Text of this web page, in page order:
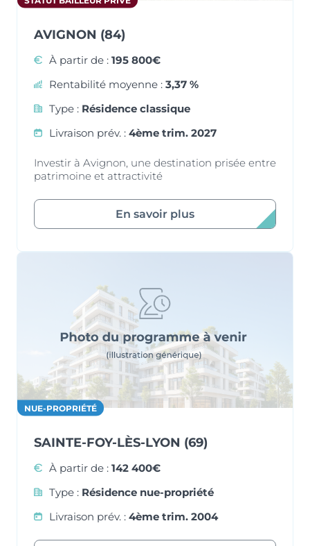
AVIGNON (84)
À partir de : 195 800€
Rentabilité moyenne : 3,37 %
Type : Résidence classique
Livraison prév. : 4ème trim. 2027
Investir à Avignon, une destination prisée entre
patrimoine et attractivité
En savoir plus
NUE-PROPRIÉTÉ
SAINTE-FOY-LÈS-LYON (69)
À partir de : 142 400€
Type : Résidence nue-propriété
Livraison prév. : 4ème trim. 2004